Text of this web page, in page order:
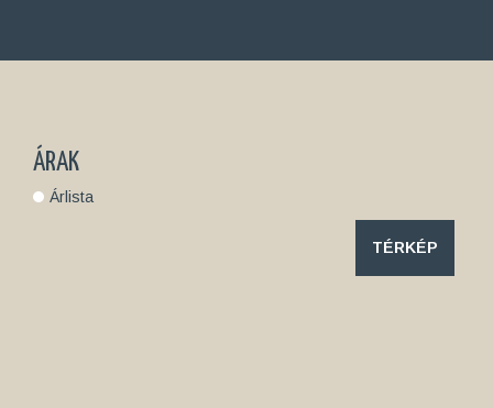
ÁRAK
Árlista
TÉRKÉP